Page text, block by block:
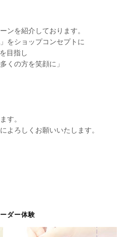
ンを紹介しております。
をショップコンセプトに
目指し
くの方を笑顔に」
す。
よろしくお願いいたします。
ダー体験